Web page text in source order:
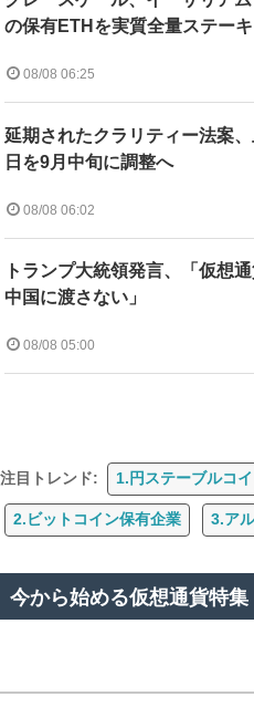
の保有ETHを実質全量ステー
08/08 06:25
延期されたクラリティー法案
日を9月中旬に調整へ
08/08 06:02
トランプ大統領発言、「仮想
中国に渡さない」
08/08 05:00
注目トレンド: 1.円ステーブルコイ
2.ビットコイン保有企業 3.ア
今から始める仮想通貨特集